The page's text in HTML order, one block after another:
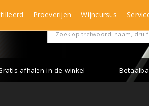
afhalen in de winkel
Proeverijen Wijncursus